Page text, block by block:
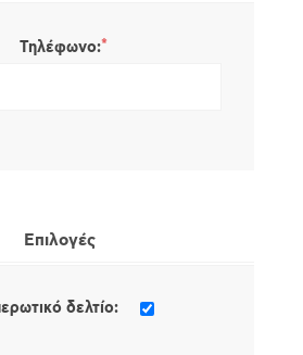
Τηλέφωνο:*
Επιλογές
δελτίο: